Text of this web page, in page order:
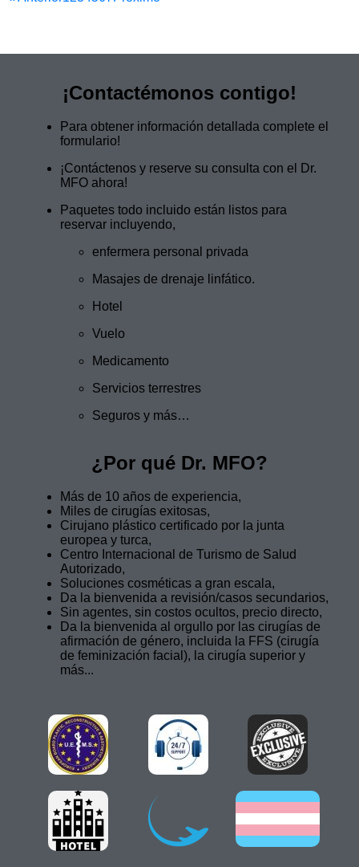
¡Contactémonos contigo!
Para obtener información detallada complete el
formulario!
¡Contáctenos y reserve su consulta con el Dr.
MFO ahora!
Paquetes todo incluido están listos para
reservar incluyendo,
enfermera personal privada
Masajes de drenaje linfático.
Hotel
Vuelo
Medicamento
Servicios terrestres
Seguros y más…
¿Por qué Dr. MFO?
Más de 10 años de experiencia,
Miles de cirugías exitosas,
Cirujano plástico certificado por la junta
europea y turca,
Centro Internacional de Turismo de Salud
Autorizado,
Soluciones cosméticas a gran escala,
Da la bienvenida a revisión/casos secundarios,
Sin agentes, sin costos ocultos, precio directo,
Da la bienvenida al orgullo por las cirugías de
afirmación de género, incluida la FFS (cirugía
de feminización facial), la cirugía superior y
más...